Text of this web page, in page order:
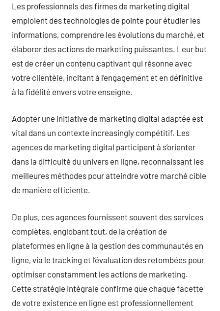
Les professionnels des firmes de marketing digital
emploient des technologies de pointe pour étudier les
informations, comprendre les évolutions du marché, et
élaborer des actions de marketing puissantes. Leur but
est de créer un contenu captivant qui résonne avec
votre clientèle, incitant à l’engagement et en définitive
à la fidélité envers votre enseigne.
Adopter une initiative de marketing digital adaptée est
vital dans un contexte increasingly compétitif. Les
agences de marketing digital participent à s’orienter
dans la difficulté du univers en ligne, reconnaissant les
meilleures méthodes pour atteindre votre marché cible
de manière efficiente.
De plus, ces agences fournissent souvent des services
complètes, englobant tout, de la création de
plateformes en ligne à la gestion des communautés en
ligne, via le tracking et l’évaluation des retombées pour
optimiser constamment les actions de marketing.
Cette stratégie intégrale confirme que chaque facette
de votre existence en ligne est professionnellement